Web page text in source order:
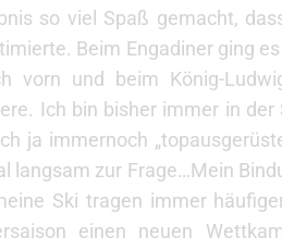
so viel Spaß gemacht,
Beim Engadiner ging
vorn und beim König-
Ich bin bisher immer in der
ja immernoch
langsam zur Frage…Mein
Ski tragen immer
einen neuen